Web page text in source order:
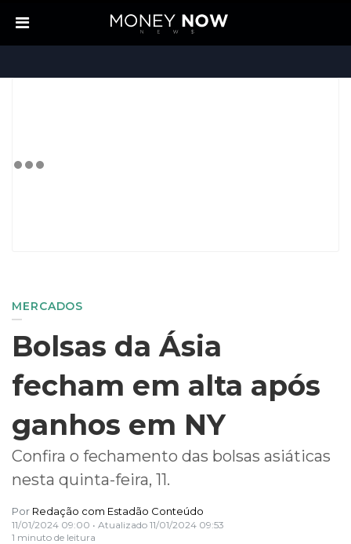
MERCADOS
Bolsas da Ásia
fecham em alta após
ganhos em NY
Confira o fechamento das bolsas asiáticas
nesta quinta-feira, 11.
Por Redação com Estadão Conteúdo
11/01/2024 09:00 • Atualizado 11/01/2024 09:53
1 minuto de leitura